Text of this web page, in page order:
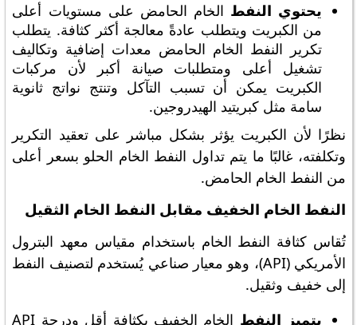
يحتوي النفط الخام الحامض على مستويات أعلى
من الكبريت ويتطلب عادةً معالجة أكثر كثافة. يتطلب
تكرير النفط الخام الحامض معدات إضافية وتكاليف
تشغيل أعلى ومتطلبات صيانة أكبر لأن مركبات
الكبريت يمكن أن تسبب التآكل وتنتج نواتج ثانوية
سامة مثل كبريتيد الهيدروجين.
نظرًا لأن الكبريت يؤثر بشكل مباشر على تعقيد التكرير
وتكلفته، غالبًا ما يتم تداول النفط الخام الحلو بسعر أعلى
من النفط الخام الحامض.
النفط الخام الخفيف مقابل النفط الخام الثقيل
تُقاس كثافة النفط الخام باستخدام مقياس معهد البترول
الأمريكي (API)، وهو معيار صناعي يُستخدم لتصنيف النفط
إلى خفيف وثقيل.
يتميز النفط
الخام الخفيف بكثافة أقل ودرجة API